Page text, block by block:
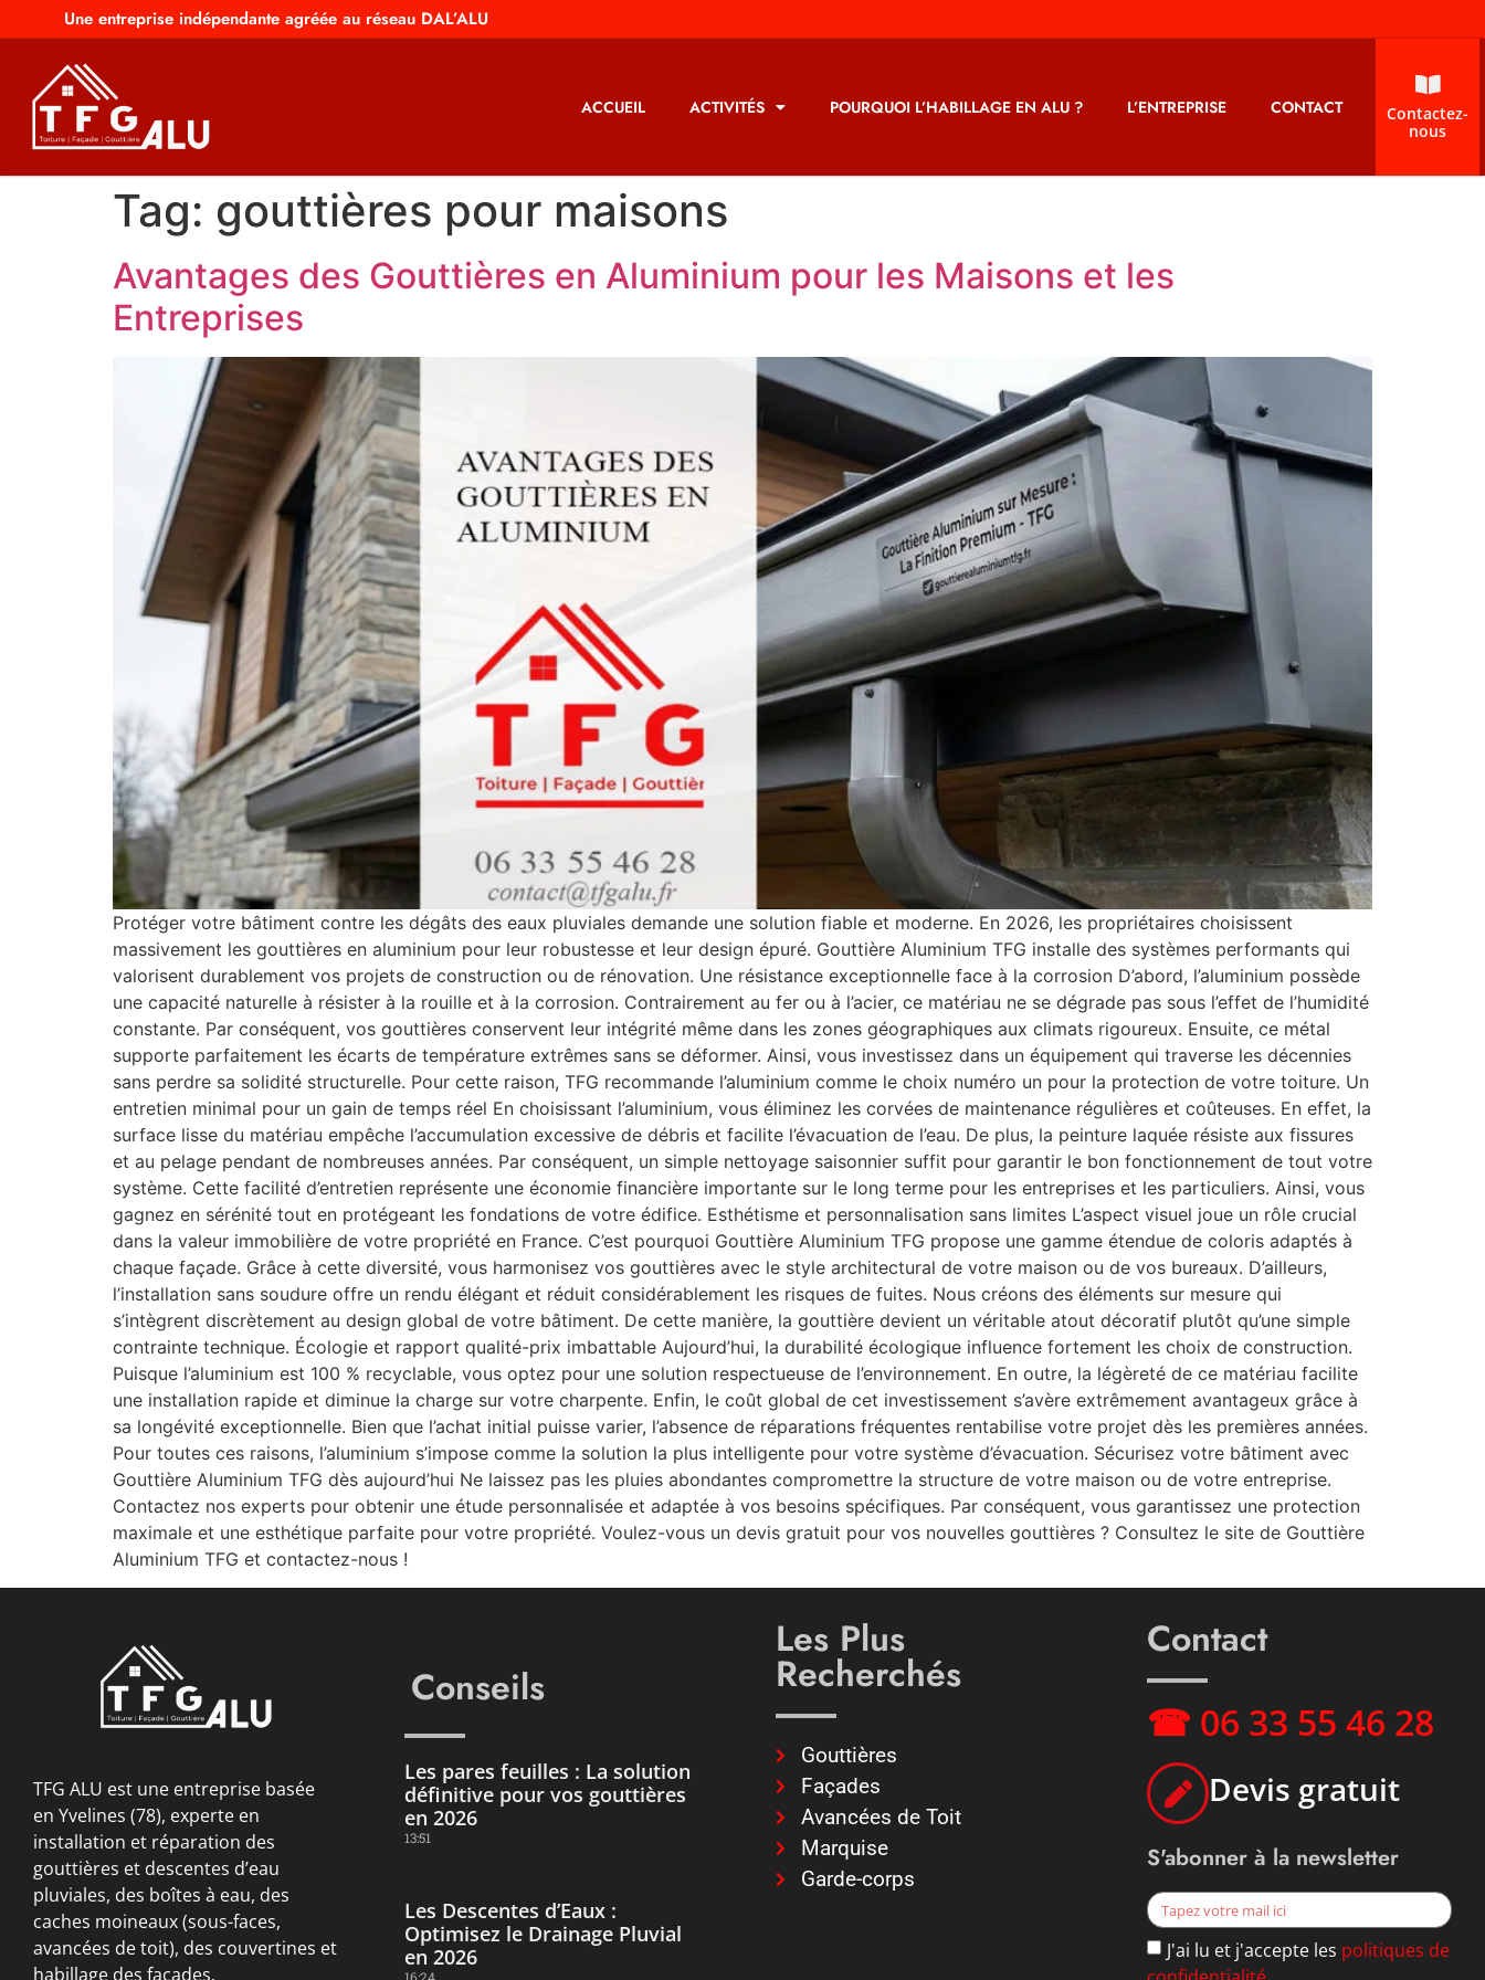
Une entreprise indépendante agréée au réseau DAL’ALU
ACCUEIL ACTIVITÉS POURQUOI L’HABILLAGE EN ALU ? L’ENTREPRISE CONTACT
Contactez-
nous
Tag: gouttières pour maisons
Avantages des Gouttières en Aluminium pour les Maisons et les
Entreprises
Protéger votre bâtiment contre les dégâts des eaux pluviales demande une solution fiable et moderne. En 2026, les propriétaires choisissent
massivement les gouttières en aluminium pour leur robustesse et leur design épuré. Gouttière Aluminium TFG installe des systèmes performants qui
valorisent durablement vos projets de construction ou de rénovation. Une résistance exceptionnelle face à la corrosion D’abord, l’aluminium possède
une capacité naturelle à résister à la rouille et à la corrosion. Contrairement au fer ou à l’acier, ce matériau ne se dégrade pas sous l’effet de l’humidité
constante. Par conséquent, vos gouttières conservent leur intégrité même dans les zones géographiques aux climats rigoureux. Ensuite, ce métal
supporte parfaitement les écarts de température extrêmes sans se déformer. Ainsi, vous investissez dans un équipement qui traverse les décennies
sans perdre sa solidité structurelle. Pour cette raison, TFG recommande l’aluminium comme le choix numéro un pour la protection de votre toiture. Un
entretien minimal pour un gain de temps réel En choisissant l’aluminium, vous éliminez les corvées de maintenance régulières et coûteuses. En effet, la
surface lisse du matériau empêche l’accumulation excessive de débris et facilite l’évacuation de l’eau. De plus, la peinture laquée résiste aux fissures
et au pelage pendant de nombreuses années. Par conséquent, un simple nettoyage saisonnier suffit pour garantir le bon fonctionnement de tout votre
système. Cette facilité d’entretien représente une économie financière importante sur le long terme pour les entreprises et les particuliers. Ainsi, vous
gagnez en sérénité tout en protégeant les fondations de votre édifice. Esthétisme et personnalisation sans limites L’aspect visuel joue un rôle crucial
dans la valeur immobilière de votre propriété en France. C’est pourquoi Gouttière Aluminium TFG propose une gamme étendue de coloris adaptés à
chaque façade. Grâce à cette diversité, vous harmonisez vos gouttières avec le style architectural de votre maison ou de vos bureaux. D’ailleurs,
l’installation sans soudure offre un rendu élégant et réduit considérablement les risques de fuites. Nous créons des éléments sur mesure qui
s’intègrent discrètement au design global de votre bâtiment. De cette manière, la gouttière devient un véritable atout décoratif plutôt qu’une simple
contrainte technique. Écologie et rapport qualité-prix imbattable Aujourd’hui, la durabilité écologique influence fortement les choix de construction.
Puisque l’aluminium est 100 % recyclable, vous optez pour une solution respectueuse de l’environnement. En outre, la légèreté de ce matériau facilite
une installation rapide et diminue la charge sur votre charpente. Enfin, le coût global de cet investissement s’avère extrêmement avantageux grâce à
sa longévité exceptionnelle. Bien que l’achat initial puisse varier, l’absence de réparations fréquentes rentabilise votre projet dès les premières années.
Pour toutes ces raisons, l’aluminium s’impose comme la solution la plus intelligente pour votre système d’évacuation. Sécurisez votre bâtiment avec
Gouttière Aluminium TFG dès aujourd’hui Ne laissez pas les pluies abondantes compromettre la structure de votre maison ou de votre entreprise.
Contactez nos experts pour obtenir une étude personnalisée et adaptée à vos besoins spécifiques. Par conséquent, vous garantissez une protection
maximale et une esthétique parfaite pour votre propriété. Voulez-vous un devis gratuit pour vos nouvelles gouttières ? Consultez le site de Gouttière
Aluminium TFG et contactez-nous !
TFG ALU est une entreprise basée
en Yvelines (78), experte en
installation et réparation des
gouttières et descentes d’eau
pluviales, des boîtes à eau, des
caches moineaux (sous-faces,
avancées de toit), des couvertines et
habillage des façades.
Conseils
Les pares feuilles : La solution
définitive pour vos gouttières
en 2026
13:51
Les Descentes d’Eaux :
Optimisez le Drainage Pluvial
en 2026
Les Plus
Recherchés
Gouttières
Façades
Avancées de Toit
Marquise
Garde-corps
Contact
☎ 06 33 55 46 28
Devis gratuit
S'abonner à la newsletter
J'ai lu et j'accepte les politiques de